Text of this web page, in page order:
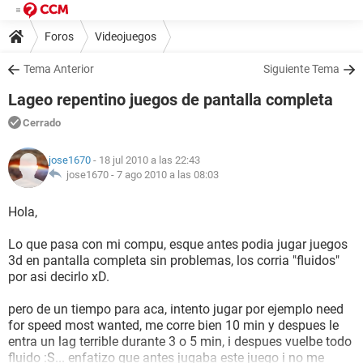
Foros Videojuegos
Tema Anterior Siguiente Tema
Lageo repentino juegos de pantalla completa
Cerrado
jose1670 - 18 jul 2010 a las 22:43
jose1670 - 7 ago 2010 a las 08:03
Hola,
Lo que pasa con mi compu, esque antes podia jugar juegos
3d en pantalla completa sin problemas, los corria "fluidos"
por asi decirlo xD.
pero de un tiempo para aca, intento jugar por ejemplo need
for speed most wanted, me corre bien 10 min y despues le
entra un lag terrible durante 3 o 5 min, i despues vuelbe todo
fluido :S... enfatizo que antes jugaba este juego i no me